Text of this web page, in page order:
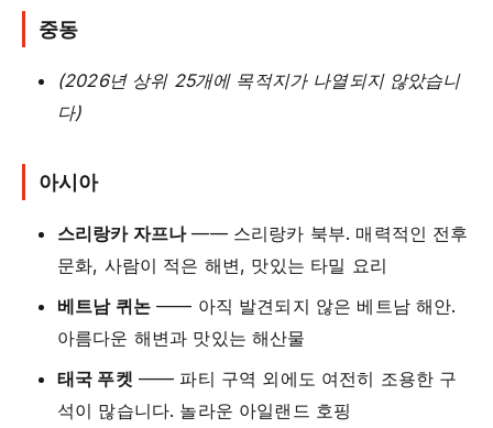
중동
(2026년 상위 25개에 목적지가 나열되지 않았습니
다)
아시아
스리랑카 자프나—— 스리랑카 북부. 매력적인 전후
문화, 사람이 적은 해변, 맛있는 타밀 요리
베트남 퀴논—— 아직 발견되지 않은 베트남 해안.
아름다운 해변과 맛있는 해산물
태국 푸켓 —— 파티 구역 외에도 여전히 조용한 구
석이 많습니다. 놀라운 아일랜드 호핑